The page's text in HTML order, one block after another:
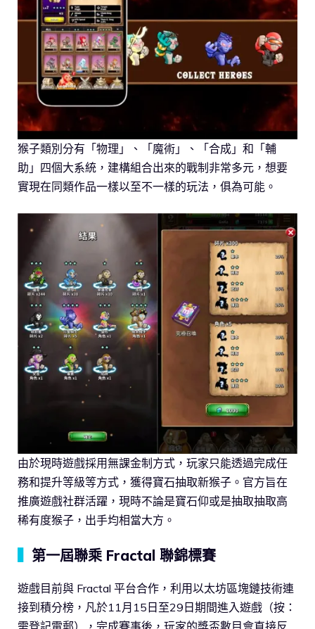
猴子類別分有「物理」、「魔術」、「合成」和「輔
助」四個大系統，建構組合出來的戰制非常多元，想要
實現在同類作品一樣以至不一樣的玩法，俱為可能。
由於現時遊戲採用無課金制方式，玩家只能透過完成任
務和提升等級等方式，獲得寶石抽取新猴子。官方旨在
推廣遊戲社群活躍，現時不論是寶石仰或是抽取抽取高
稀有度猴子，出手均相當大方。
第一屆聯乘 Fractal 聯錦標賽
遊戲目前與 Fractal 平台合作，利用以太坊區塊鏈技術連
接到積分榜，凡於11月15日至29日期間進入遊戲（按：